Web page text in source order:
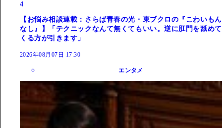
4
【お悩み相談連載：さらば青春の光・東ブクロの『こわいもん
なし』】「テクニックなんて無くてもいい。逆に肛門を舐めて
くる方が引きます」
2026年08月07日 17:30
エンタメ